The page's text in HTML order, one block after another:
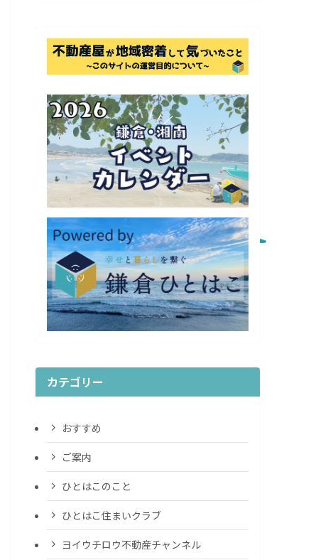
カテゴリー
おすすめ
ご案内
ひとはこのこと
ひとはこ住まいクラブ
ヨイウチロウ不動産チャンネル